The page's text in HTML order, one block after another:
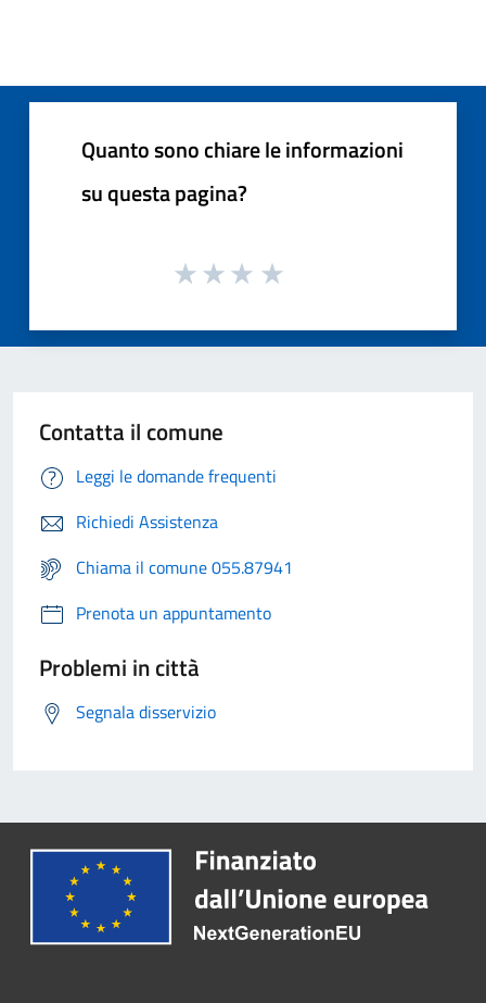
Quanto sono chiare le informazioni
su questa pagina?
Contatta il comune
Leggi le domande frequenti
Richiedi Assistenza
Chiama il comune 055.87941
Prenota un appuntamento
Problemi in città
Segnala disservizio